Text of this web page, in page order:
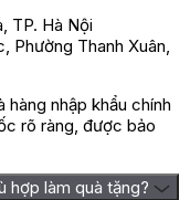
TP. Hà Nội
Phường Thanh Xuân,
hàng nhập khẩu chính
rõ ràng, được bảo
hợp làm quà tặng?